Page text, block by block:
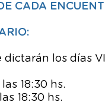
CADA
dictarán los días
18:30 hs.
18:30 hs.